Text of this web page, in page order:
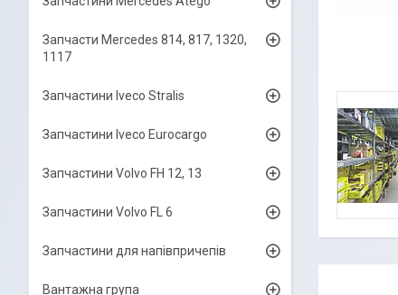
Запчасти Mercedes 814, 817, 1320,
1117
Запчастини Iveco Stralis
Запчастини Iveco Eurocargo
Запчастини Volvo FH 12, 13
Запчастини Volvo FL 6
Запчастини для напівпричепів
Вантажна група